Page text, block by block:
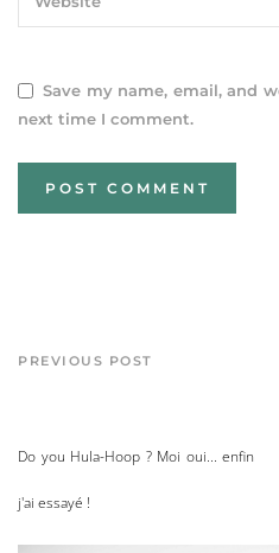
Save my name, email, and
next time I comment.
PREVIOUS POST
Do you Hula-Hoop ? Moi oui... enfin
j'ai essayé !